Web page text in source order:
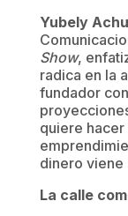
Yubely
Show,
radica en la
fundador
quiere
dinero viene
La calle